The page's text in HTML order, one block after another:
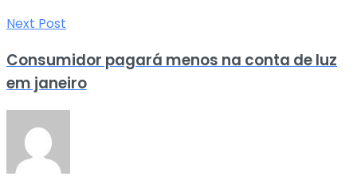
Next Post
Consumidor pagará menos na conta de luz
em janeiro